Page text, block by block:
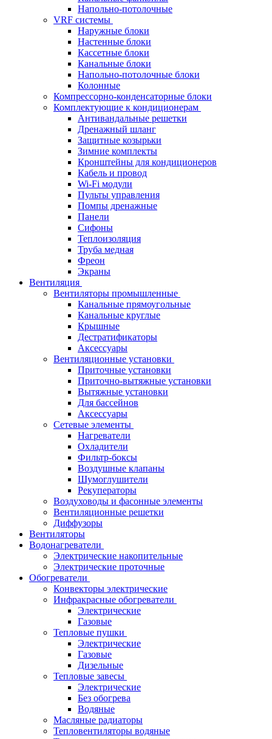
Напольно-потолочные
VRF системы
Наружные блоки
Настенные блоки
Кассетные блоки
Канальные блоки
Напольно-потолочные блоки
Колонные
Компрессорно-конденсаторные блоки
Комплектующие к кондиционерам
Антивандальные решетки
Дренажный шланг
Защитные козырьки
Зимние комплекты
Кронштейны для кондиционеров
Кабель и провод
Wi-Fi модули
Пульты управления
Помпы дренажные
Панели
Сифоны
Теплоизоляция
Труба медная
Фреон
Экраны
Вентиляция
Вентиляторы промышленные
Канальные прямоугольные
Канальные круглые
Крышные
Дестратификаторы
Аксессуары
Вентиляционные установки
Приточные установки
Приточно-вытяжные установки
Вытяжные установки
Для бассейнов
Аксессуары
Сетевые элементы
Нагреватели
Охладители
Фильтр-боксы
Воздушные клапаны
Шумоглушители
Рекуператоры
Воздуховоды и фасонные элементы
Вентиляционные решетки
Диффузоры
Вентиляторы
Водонагреватели
Электрические накопительные
Электрические проточные
Обогреватели
Конвекторы электрические
Инфракрасные обогреватели
Электрические
Газовые
Тепловые пушки
Электрические
Газовые
Дизельные
Тепловые завесы
Электрические
Без обогрева
Водяные
Масляные радиаторы
Тепловентиляторы водяные